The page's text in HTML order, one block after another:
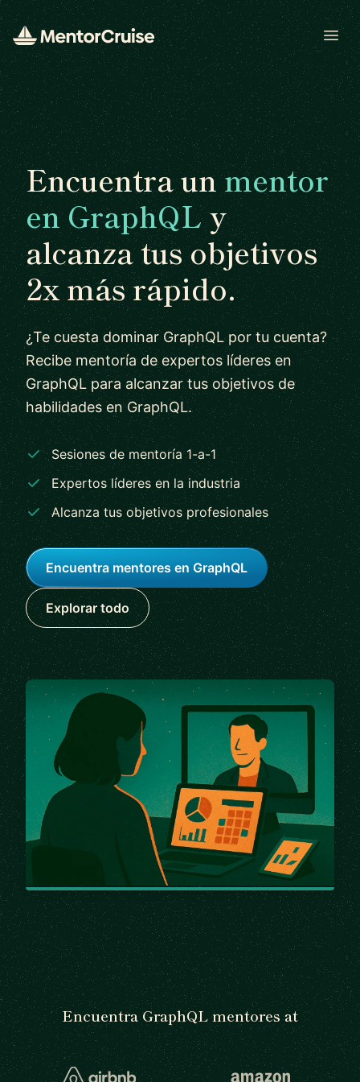
Encuentra unmentor
en GraphQLy
alcanza tus objetivos
2x más rápido.
¿Te cuesta dominar GraphQL por tu cuenta?
Recibe mentoría de expertos líderes en
GraphQL para alcanzar tus objetivos de
habilidades en GraphQL.
Sesiones de mentoría 1-a-1
Expertos líderes en la industria
Alcanza tus objetivos profesionales
Encuentra mentores en GraphQL
Explorar todo
Encuentra GraphQL mentores at